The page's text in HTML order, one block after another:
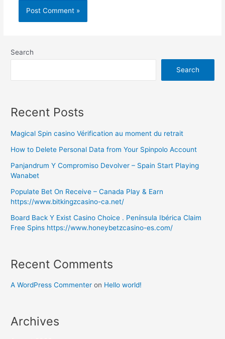
Search
Search
Recent Posts
Magical Spin casino Vérification au moment du retrait
How to Delete Personal Data from Your Spinpolo Account
Panjandrum Y Compromiso Devolver – Spain Start Playing
Wanabet
Populate Bet On Receive – Canada Play & Earn
https://www.bitkingzcasino-ca.net/
Board Back Y Exist Casino Choice . Península Ibérica Claim
Free Spins https://www.honeybetzcasino-es.com/
Recent Comments
A WordPress Commenter on Hello world!
Archives